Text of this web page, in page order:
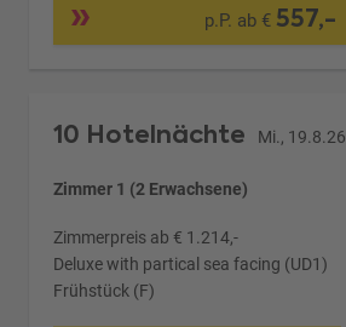
p.P. ab € 557,-
10 Hotelnächte Mi., 19.8.26
Zimmer 1 (2 Erwachsene)
Zimmerpreis ab € 1.214,-
Deluxe with partical sea facing (UD1)
Frühstück (F)